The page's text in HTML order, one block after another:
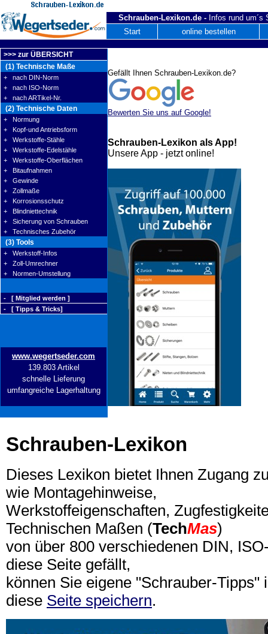
Schrauben-Lexikon.de - Infos rund um´s
Start
online bestellen
>>> zur ÜBERSICHT
(1) Technische Maße
+ nach DIN-Norm
+ nach ISO-Norm
+ nach ARTikel-Nr.
(2) Technische Daten
+ Normung
+ Kopf-und Antriebsform
+ Werkstoffe-Stähle
+ Werkstoffe-Edelstähle
+ Werkstoffe-Oberflächen
+ Bitaufnahmen
+ Gewinde
+ Zollmaße
+ Korrosionsschutz
+ Blindniettechnik
+ Sicherung von Schrauben
+ Technisches Zubehör
(3) Tools
+ Werkstoff-Infos
+ Zoll-Umrechner
+ Normen-Umstellung
- [ Mitglied werden ]
- [ Tipps & Tricks]
www.wegertseder.com
139.803 Artikel
schnelle Lieferung
umfangreiche Lagerhaltung
Schrauben-Lexikon
Dieses Lexikon bietet Ihnen Zugang
wie Montagehinweise,
Werkstoffeigenschaften,
Technischen Maßen (TechMas)
von über 800 verschiedenen DIN,
diese Seite gefällt,
können Sie eigene "Schrauber-Tipps"
diese Seite speichern.
Gefällt Ihnen Schrauben-Lexikon.de?
Bewerten Sie uns auf Google!
Schrauben-Lexikon als App!
Unsere App - jetzt online!